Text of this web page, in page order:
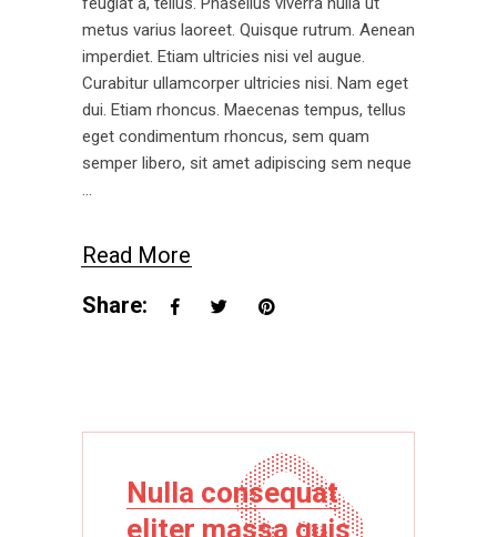
metus varius laoreet. Quisque rutrum. Aenean
imperdiet. Etiam ultricies nisi vel augue.
Curabitur ullamcorper ultricies nisi. Nam eget
dui. Etiam rhoncus. Maecenas tempus, tellus
eget condimentum rhoncus, sem quam
semper libero, sit amet adipiscing sem neque
Read More
Share:
Nulla consequat
eliter massa quis